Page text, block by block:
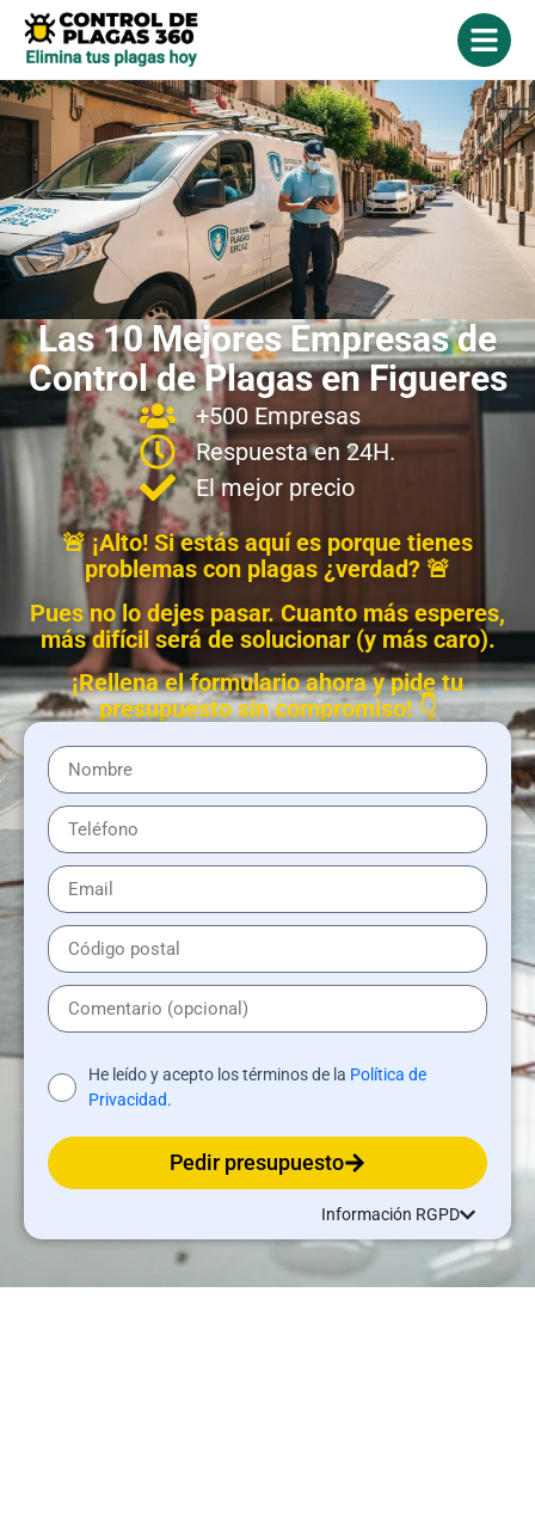
Las 10 Mejores Empresas de
Control de Plagas en Figueres
+500 Empresas
Respuesta en 24H.
El mejor precio
🚨 ¡Alto! Si estás aquí es porque tienes
problemas con plagas ¿verdad? 🚨
Pues no lo dejes pasar. Cuanto más esperes,
más difícil será de solucionar (y más caro).
¡Rellena el formulario ahora y pide tu
presupuesto sin compromiso! 👇
He leído y acepto los términos de la Política de
Privacidad.
Pedir presupuesto
Información RGPD